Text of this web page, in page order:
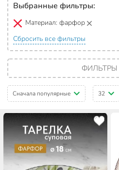
Выбранные фильтры:
Материал: фарфор
Сбросить все фильтры
ФИЛЬТРЫ
Сначала популярные 32